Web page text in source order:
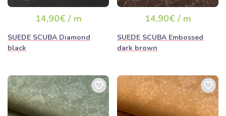
14,90€ / m
SUEDE SCUBA Diamond
black
14,90€ / m
SUEDE SCUBA Embossed
dark brown